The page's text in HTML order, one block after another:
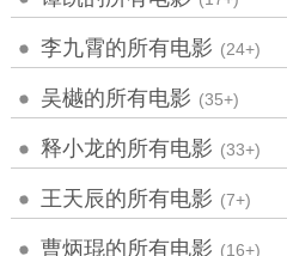
李九霄的所有电影 (24+)
吴樾的所有电影 (35+)
释小龙的所有电影 (33+)
王天辰的所有电影 (7+)
曹炳琨的所有电影 (16+)